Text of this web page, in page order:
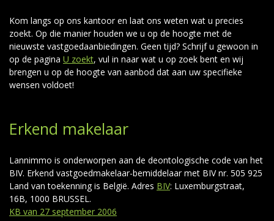
Kom langs op ons kantoor en laat ons weten wat u precies
zoekt. Op die manier houden we u op de hoogte met de
nieuwste vastgoedaanbiedingen. Geen tijd? Schrijf u gewoon in
op de pagina U zoekt, vul in naar wat u op zoek bent en wij
brengen u op de hoogte van aanbod dat aan uw specifieke
wensen voldoet!
Erkend makelaar
Lannimmo is onderworpen aan de deontologische code van het
BIV. Erkend vastgoedmakelaar-bemiddelaar met BIV nr. 505 925
Land van toekenning is België. Adres BIV: Luxemburgstraat,
16B, 1000 BRUSSEL.
KB van 27 september 2006